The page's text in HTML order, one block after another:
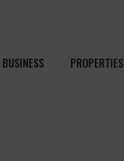
BUSINESS PROPERTIES